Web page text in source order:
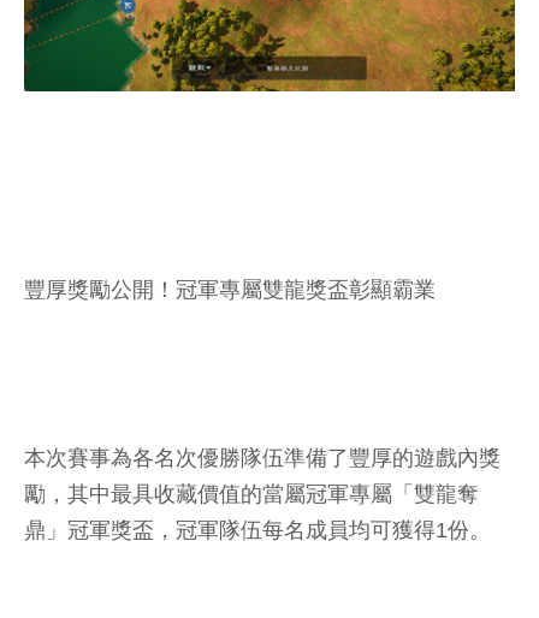
豐厚獎勵公開！冠軍專屬雙龍獎盃彰顯霸業
本次賽事為各名次優勝隊伍準備了豐厚的遊戲內獎
勵，其中最具收藏價值的當屬冠軍專屬「雙龍奪
鼎」冠軍獎盃，冠軍隊伍每名成員均可獲得1份。